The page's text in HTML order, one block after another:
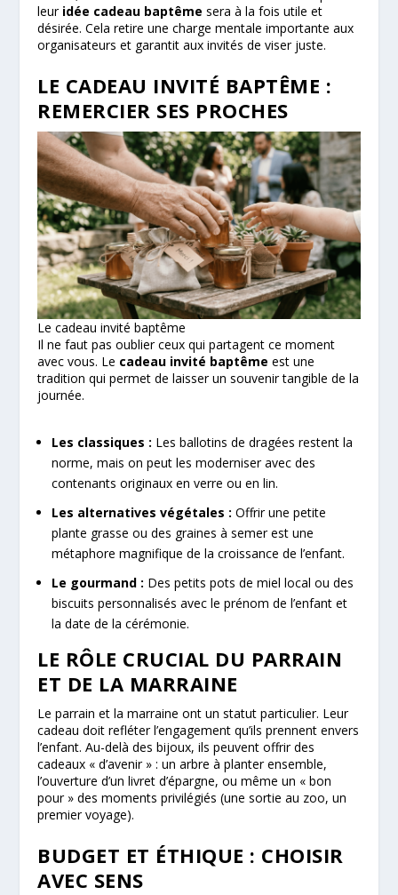
leur idée cadeau baptême sera à la fois utile et
désirée. Cela retire une charge mentale importante aux
organisateurs et garantit aux invités de viser juste.
LE CADEAU INVITÉ BAPTÊME :
REMERCIER SES PROCHES
Le cadeau invité baptême
Il ne faut pas oublier ceux qui partagent ce moment
avec vous. Le cadeau invité baptême est une
tradition qui permet de laisser un souvenir tangible de la
journée.
Les classiques : Les ballotins de dragées restent la
norme, mais on peut les moderniser avec des
contenants originaux en verre ou en lin.
Les alternatives végétales : Offrir une petite
plante grasse ou des graines à semer est une
métaphore magnifique de la croissance de l’enfant.
Le gourmand : Des petits pots de miel local ou des
biscuits personnalisés avec le prénom de l’enfant et
la date de la cérémonie.
LE RÔLE CRUCIAL DU PARRAIN
ET DE LA MARRAINE
Le parrain et la marraine ont un statut particulier. Leur
cadeau doit refléter l’engagement qu’ils prennent envers
l’enfant. Au-delà des bijoux, ils peuvent offrir des
cadeaux « d’avenir » : un arbre à planter ensemble,
l’ouverture d’un livret d’épargne, ou même un « bon
pour » des moments privilégiés (une sortie au zoo, un
premier voyage).
BUDGET ET ÉTHIQUE : CHOISIR
AVEC SENS